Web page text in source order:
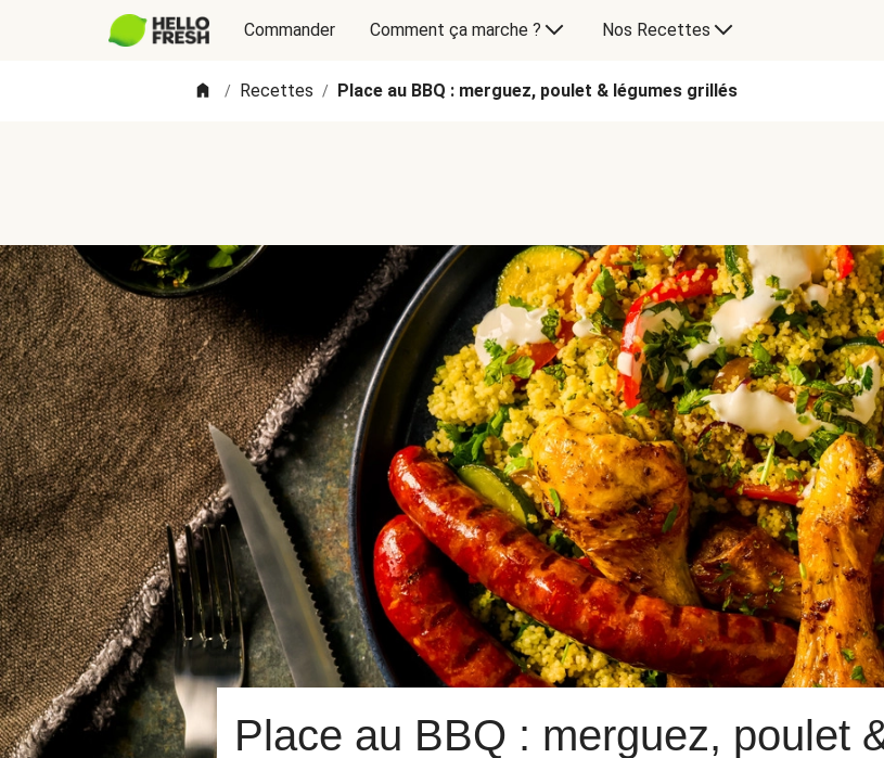
Commander Comment ça marche ? Nos Recettes
/ Recettes / Place au BBQ : merguez, poulet & légumes grillés
Place au BBQ : merguez, poulet